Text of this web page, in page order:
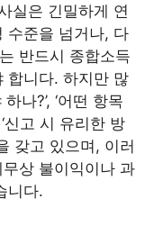
실은 긴밀하게 연
수준을 넘거나, 다
반드시 종합소득
합니다. 하지만 많
나?’, ‘어떤 항목
신고 시 유리한 방
갖고 있으며, 이러
상 불이익이나 과
니다.